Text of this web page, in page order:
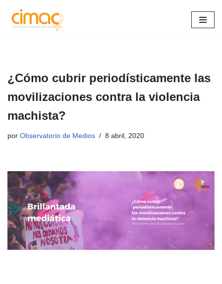
Saltar
¿Cómo cubrir periodísticamente las
movilizaciones contra la violencia
machista?
por Observatorio de Medios 8 abril, 2020